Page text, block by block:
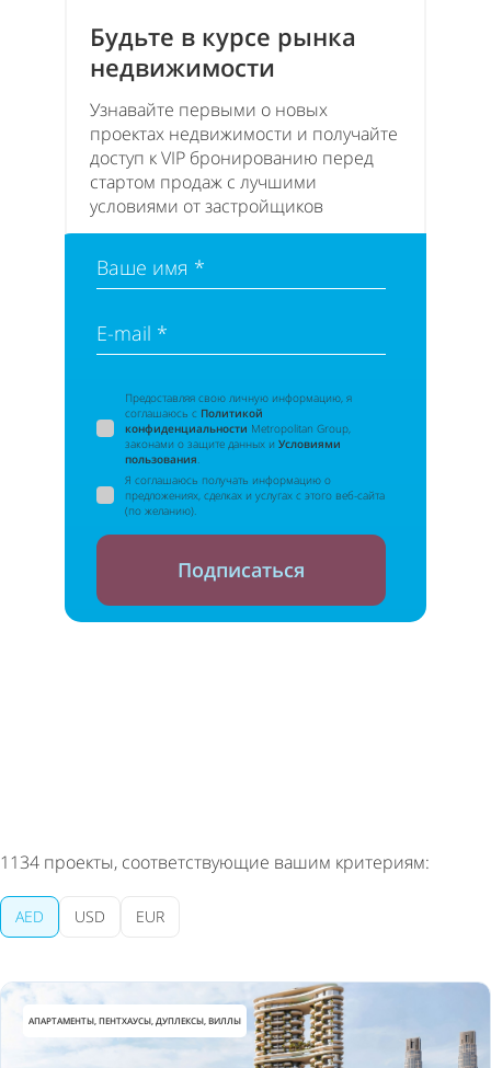
Ваше имя *
E-mail *
Предоставляя свою личную информацию, я
соглашаюсь с Политикой
конфиденциальности Metropolitan Group,
законами о защите данных и Условиями
пользования.
Я соглашаюсь получать информацию о
предложениях, сделках и услугах с этого веб-сайта
(по желанию).
Подписаться
Будьте в курсе рынка
недвижимости
Узнавайте первыми о новых
проектах недвижимости и получайте
доступ к VIP бронированию перед
стартом продаж с лучшими
условиями от застройщиков
1134 проекты, соответствующие вашим критериям:
AED USD EUR
АПАРТАМЕНТЫ, ПЕНТХАУСЫ, ДУПЛЕКСЫ, ВИЛЛЫ